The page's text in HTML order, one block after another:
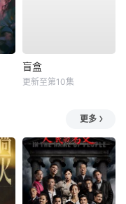
盲盒
更新至第10集
更多